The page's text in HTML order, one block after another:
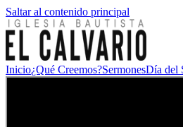
Saltar al contenido principal
Inicio¿Qué Creemos?SermonesDía del